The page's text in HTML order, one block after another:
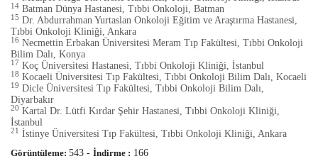
14 Batman Dünya Hastanesi, Tıbbi Onkoloji, Batman
15 Dr. Abdurrahman Yurtaslan Onkoloji Eğitim ve Araştırma Hastanesi,
Tıbbi Onkoloji Kliniği, Ankara
16 Necmettin Erbakan Üniversitesi Meram Tıp Fakültesi, Tıbbi Onkoloji
Bilim Dalı, Konya
17 Koç Üniversitesi Hastanesi, Tıbbi Onkoloji Kliniği, İstanbul
18 Kocaeli Üniversitesi Tıp Fakültesi, Tıbbi Onkoloji Bilim Dalı, Kocaeli
19 Dicle Üniversitesi Tıp Fakültesi, Tıbbi Onkoloji Bilim Dalı,
Diyarbakır
20 Kartal Dr. Lütfi Kırdar Şehir Hastanesi, Tıbbi Onkoloji Kliniği,
İstanbul
21
İstinye Üniversitesi Tıp Fakültesi, Tıbbi Onkoloji Kliniği, Ankara
Görüntüleme: 543 - İndirme : 166